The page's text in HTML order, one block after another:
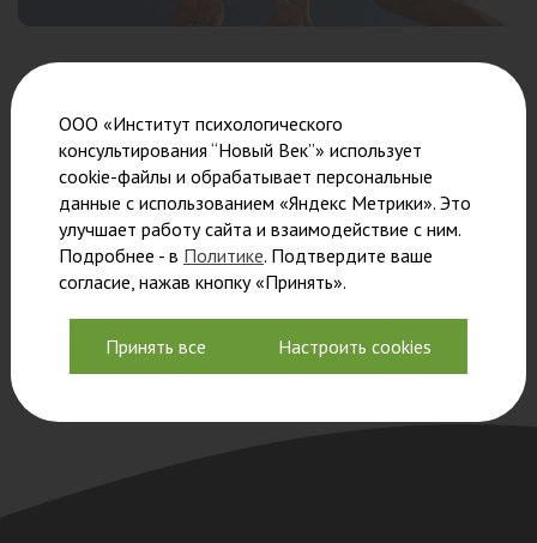
Практикум
📚 Количество часов:40 часов
Ведущие программы
Преподаватели
указаны.
ООО «Институт психологического
консультирования “Новый Век”» использует
cookie-файлы и обрабатывает персональные
данные с использованием «Яндекс Метрики». Это
улучшает работу сайта и взаимодействие с ним.
Подробнее - в Политике. Подтвердите ваше
согласие, нажав кнопку «Принять».
Принять все Настроить cookies